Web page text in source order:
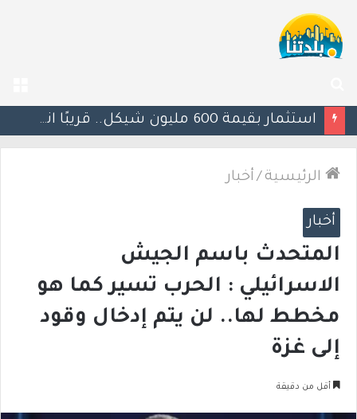
عن
الرئيسية / أخبار
أخبار
المتحدث باسم الجيش
الاسرائيلي : الحرب تسير كما هو
مخطط لها.. لن يتم إدخال وقود
إلى غزة
أقل من دقيقة